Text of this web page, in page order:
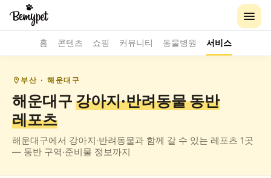
홈 콘텐츠 쇼핑 커뮤니티 동물병원 서비스
부산 · 해운대구
해운대구 강아지·반려동물 동반
레포츠
해운대구에서 강아지·반려동물과 함께 갈 수 있는 레포츠 1곳
— 동반 구역·준비물 정보까지